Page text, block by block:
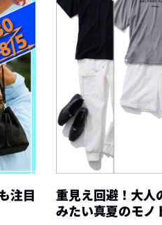
注目
重見え回避！大人
みたい真夏のモノ